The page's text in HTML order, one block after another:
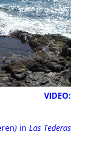
) in Las Tederas